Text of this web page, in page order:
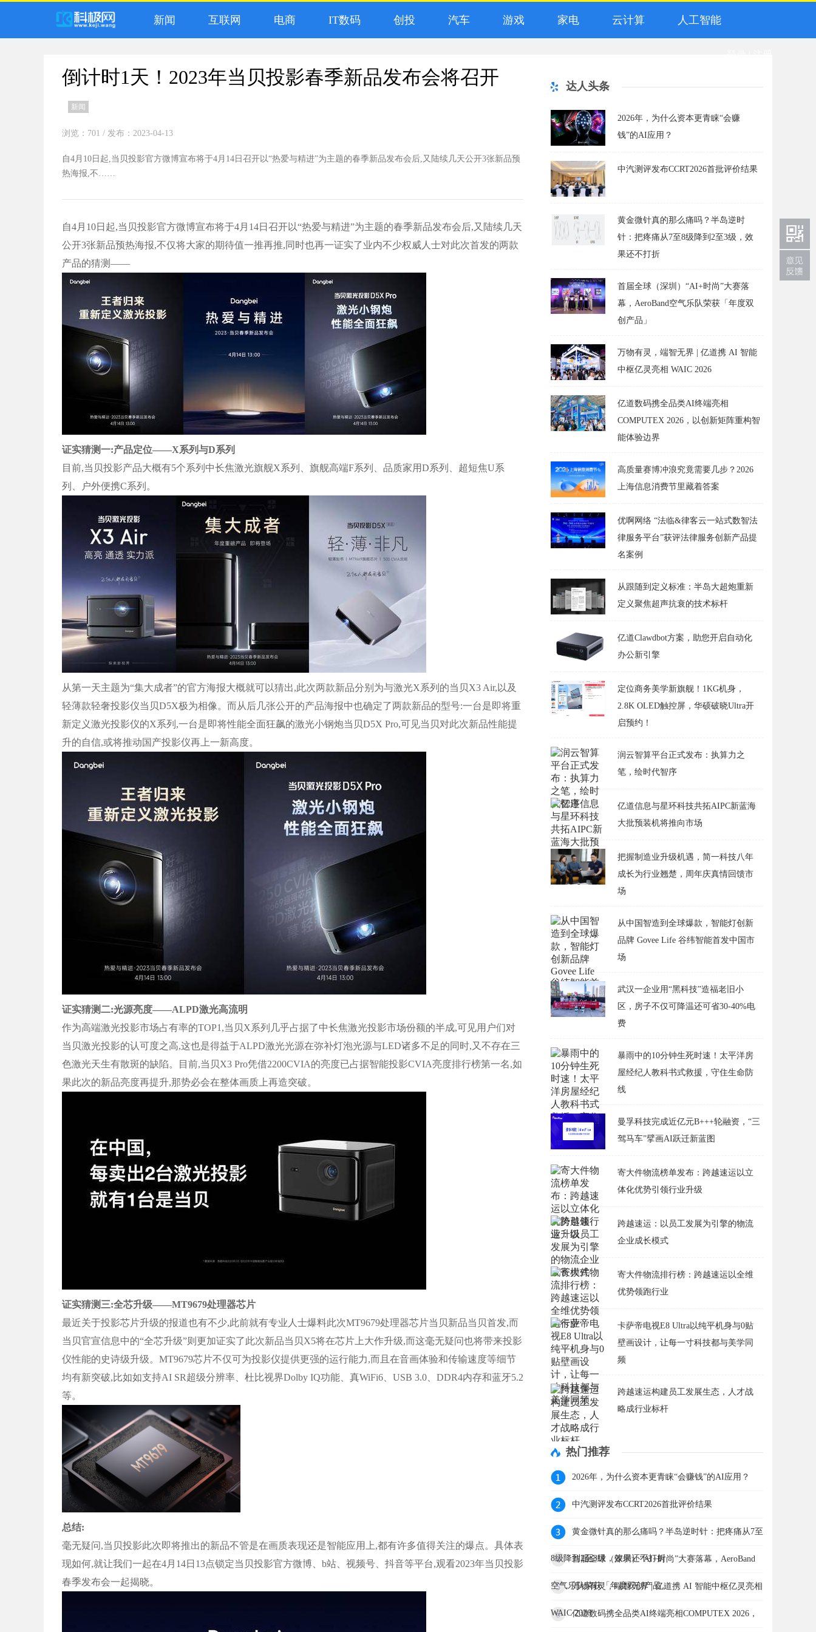
新闻 互联网 电商 IT数码 创投 汽车 游戏 家电 云计算 人工智能
倒计时1天！2023年当贝投影春季新品发布会将召开
新闻
浏览：701 / 发布：2023-04-13
自4月10日起,当贝投影官方微博宣布将于4月14日召开以“热爱与精进”为主题的春季新品发布会后,又陆续几天公开3张新品预
热海报,不……
自4月10日起,当贝投影官方微博宣布将于4月14日召开以“热爱与精进”为主题的春季新品发布会后,又陆续几天
公开3张新品预热海报,不仅将大家的期待值一推再推,同时也再一证实了业内不少权威人士对此次首发的两款
产品的猜测——
证实猜测一:产品定位——X系列与D系列
目前,当贝投影产品大概有5个系列中长焦激光旗舰X系列、旗舰高端F系列、品质家用D系列、超短焦U系
列、户外便携C系列。
从第一天主题为“集大成者”的官方海报大概就可以猜出,此次两款新品分别为与激光X系列的当贝X3 Air,以及
轻薄款轻奢投影仪当贝D5X极为相像。而从后几张公开的产品海报中也确定了两款新品的型号:一台是即将重
新定义激光投影仪的X系列,一台是即将性能全面狂飙的激光小钢炮当贝D5X Pro,可见当贝对此次新品性能提
升的自信,或将推动国产投影仪再上一新高度。
证实猜测二:光源亮度——ALPD激光高流明
作为高端激光投影市场占有率的TOP1,当贝X系列几乎占据了中长焦激光投影市场份额的半成,可见用户们对
当贝激光投影的认可度之高,这也是得益于ALPD激光光源在弥补灯泡光源与LED诸多不足的同时,又不存在三
色激光天生有散斑的缺陷。目前,当贝X3 Pro凭借2200CVIA的亮度已占据智能投影CVIA亮度排行榜第一名,如
果此次的新品亮度再提升,那势必会在整体画质上再造突破。
证实猜测三:全芯升级——MT9679处理器芯片
最近关于投影芯片升级的报道也有不少,此前就有专业人士爆料此次MT9679处理器芯片当贝新品当贝首发,而
当贝官宣信息中的“全芯升级”则更加证实了此次新品当贝X5将在芯片上大作升级,而这毫无疑问也将带来投影
仪性能的史诗级升级。MT9679芯片不仅可为投影仪提供更强的运行能力,而且在音画体验和传输速度等细节
均有新突破,比如如支持AI SR超级分辨率、杜比视界Dolby IQ功能、真WiFi6、USB 3.0、DDR4内存和蓝牙5.2
等。
总结:
毫无疑问,当贝投影此次即将推出的新品不管是在画质表现还是智能应用上,都有许多值得关注的爆点。具体表
现如何,就让我们一起在4月14日13点锁定当贝投影官方微博、b站、视频号、抖音等平台,观看2023年当贝投影
春季发布会一起揭晓。
达人头条
2026年，为什么资本更青睐“会赚
钱”的AI应用？
中汽测评发布CCRT2026首批评价结果
黄金微针真的那么痛吗？半岛逆时
针：把疼痛从7至8级降到2至3级，效
果还不打折
首届全球（深圳）“AI+时尚”大赛落
幕，AeroBand空气乐队荣获「年度双
创产品」
万物有灵，端智无界 | 亿道携 AI 智能
中枢亿灵亮相 WAIC 2026
亿道数码携全品类AI终端亮相
COMPUTEX 2026，以创新矩阵重构智
能体验边界
高质量赛博冲浪究竟需要几步？2026
上海信息消费节里藏着答案
优啊网络 “法临&律客云一站式数智法
律服务平台”获评法律服务创新产品提
名案例
从跟随到定义标准：半岛大超炮重新
定义聚焦超声抗衰的技术标杆
亿道Clawdbot方案，助您开启自动化
办公新引擎
定位商务美学新旗舰！1KG机身，
2.8K OLED触控屏，华硕破晓Ultra开
启预约！
润云智算平台正式发布：执算力之
笔，绘时代智序
亿道信息与星环科技共拓AIPC新蓝海
大批预装机将推向市场
把握制造业升级机遇，简一科技八年
成长为行业翘楚，周年庆真情回馈市
场
从中国智造到全球爆款，智能灯创新
品牌 Govee Life 谷纬智能首发中国市
场
武汉一企业用“黑科技”造福老旧小
区，房子不仅可降温还可省30-40%电
费
​暴雨中的10分钟生死时速！太平洋房
屋经纪人教科书式救援，守住生命防
线
曼孚科技完成近亿元B+++轮融资，“三
驾马车”擘画AI跃迁新蓝图
寄大件物流榜单发布：跨越速运以立
体化优势引领行业升级
跨越速运：以员工发展为引擎的物流
企业成长模式
寄大件物流排行榜：跨越速运以全维
优势领跑行业
卡萨帝电视E8 Ultra以纯平机身与0贴
壁画设计，让每一寸科技都与美学同
频
跨越速运构建员工发展生态，人才战
略成行业标杆
热门推荐
2026年，为什么资本更青睐“会赚钱”的AI应用？
中汽测评发布CCRT2026首批评价结果
黄金微针真的那么痛吗？半岛逆时针：把疼痛从7至
8级降到2至3级，效果还不打折
首届全球（深圳）“AI+时尚”大赛落幕，AeroBand
空气乐队荣获「年度双创产品」
万物有灵，端智无界 | 亿道携 AI 智能中枢亿灵亮相
WAIC 2026亿道数码携全品类AI终端亮相COMPUTEX 2026，